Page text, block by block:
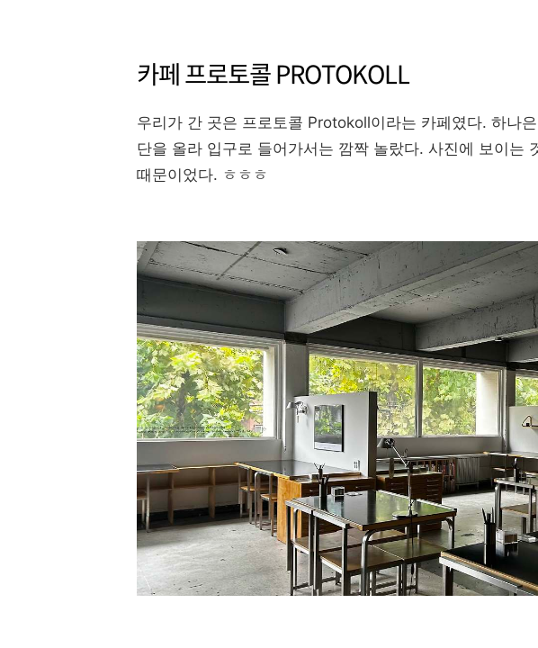
카페 프로토콜 PROTOKOLL
우리가 간 곳은 프로토콜 Protokoll이라는 카페였다. 하나
단을 올라 입구로 들어가서는 깜짝 놀랐다. 사진에 보이는
때문이었다. ㅎㅎㅎ